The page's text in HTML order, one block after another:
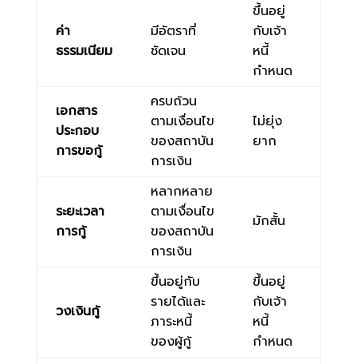
ค่า
ธรรมเนียม
มีอัตราที่
ชัดเจน
ขึ้นอยู่
กับเจ้า
หนี้
กำหนด
เอกสาร
ประกอบ
การขอกู้
ครบถ้วน
ตามเงื่อนไข
ของสถาบัน
การเงิน
ไม่ยุ่ง
ยาก
ระยะเวลา
การกู้
หลากหลาย
ตามเงื่อนไข
ของสถาบัน
การเงิน
มักสั้น
วงเงินกู้
ขึ้นอยู่กับ
รายได้และ
ภาระหนี้
ของผู้กู้
ขึ้นอยู่
กับเจ้า
หนี้
กำหนด